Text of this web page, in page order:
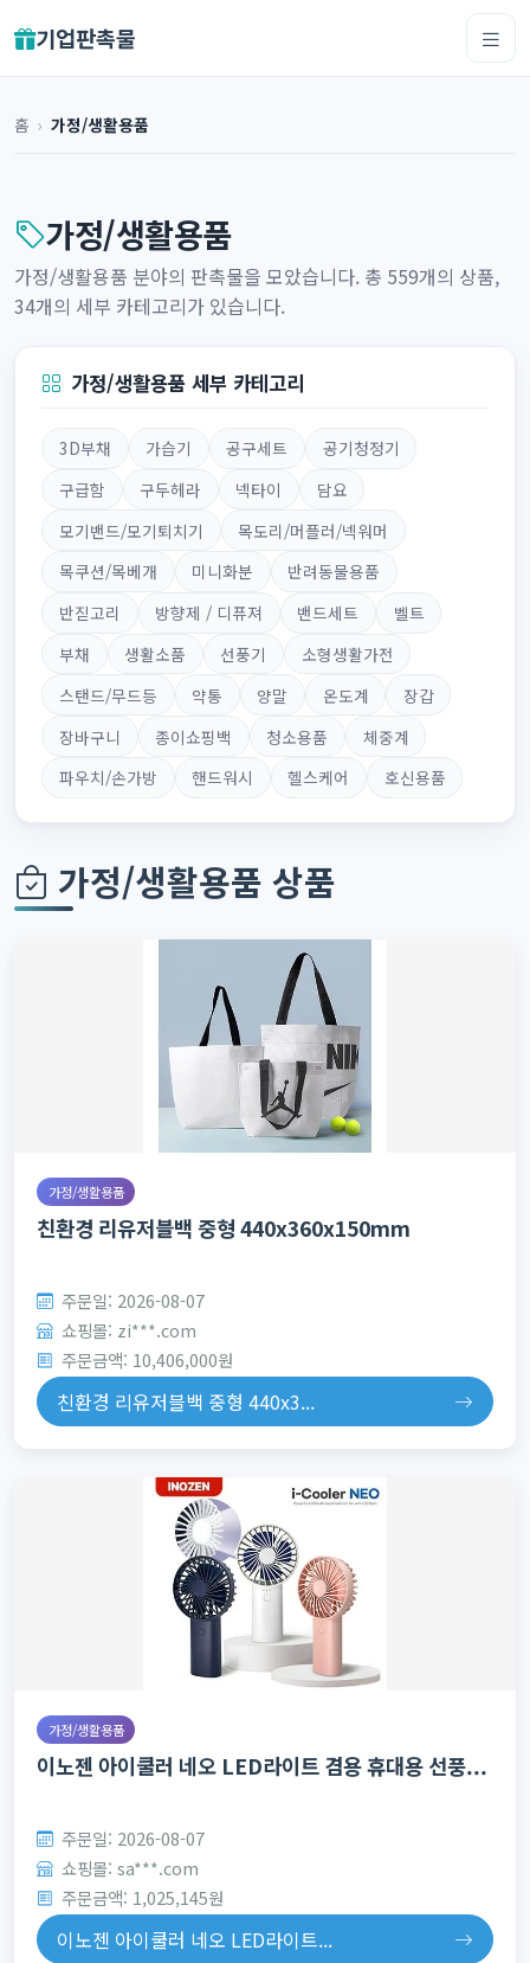
기업판촉물
홈 › 가정/생활용품
가정/생활용품
가정/생활용품 분야의 판촉물을 모았습니다. 총 559개의 상품,
34개의 세부 카테고리가 있습니다.
가정/생활용품 세부 카테고리
3D부채 가습기 공구세트
공기청정기
구급함
구두헤라 넥타이
담요
모기밴드/모기퇴치기
목도리/머플러/넥워머
목쿠션/목베개
미니화분
반려동물용품
반짇고리
방향제 / 디퓨져 밴드세트
벨트
부채
생활소품 선풍기
소형생활가전
스탠드/무드등
약통 양말 온도계
장갑
장바구니
종이쇼핑백 청소용품
체중계
파우치/손가방
핸드워시 헬스케어 호신용품
가정/생활용품 상품
가정/생활용품
친환경 리유저블백 중형 440x360x150mm
주문일: 2026-08-07
쇼핑몰: zi***.com
주문금액: 10,406,000원
친환경 리유저블백 중형 440x3...
가정/생활용품
이노젠 아이쿨러 네오 LED라이트 겸용 휴대용 선풍...
주문일: 2026-08-07
쇼핑몰: sa***.com
주문금액: 1,025,145원
이노젠 아이쿨러 네오 LED라이트...